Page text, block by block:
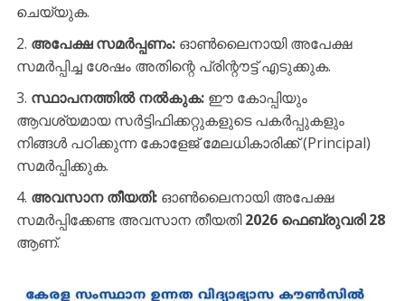
ചെയ്യുക.
അപേക്ഷ സമർപ്പണം:ഓൺലൈനായി അപേക്ഷ
സമർപ്പിച്ച ശേഷം അതിന്റെ പ്രിന്റൗട്ട് എടുക്കുക.
സ്ഥാപനത്തിൽ നൽകുക:ഈ കോപ്പിയും
ആവശ്യമായ സർട്ടിഫിക്കറ്റുകളുടെ പകർപ്പുകളും
നിങ്ങൾ പഠിക്കുന്ന കോളേജ് മേലധികാരിക്ക് (Principal)
സമർപ്പിക്കുക.
അവസാന തീയതി:ഓൺലൈനായി അപേക്ഷ
സമർപ്പിക്കേണ്ട അവസാന തീയതി2026 ഫെബ്രുവരി 28
ആണ്.